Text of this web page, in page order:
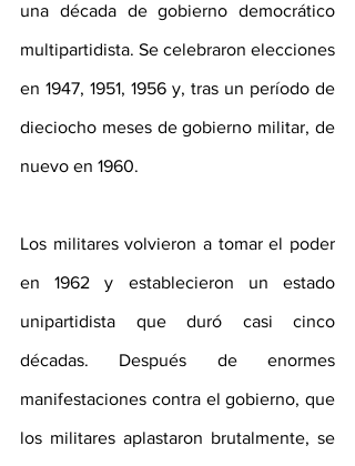
una década de gobierno democrático
multipartidista. Se celebraron elecciones
en 1947, 1951, 1956 y, tras un período de
dieciocho meses de gobierno militar, de
nuevo en 1960.
Los militares volvieron a tomar el poder
en 1962 y establecieron un estado
unipartidista que duró casi cinco
décadas. Después de enormes
manifestaciones contra el gobierno, que
los militares aplastaron brutalmente, se